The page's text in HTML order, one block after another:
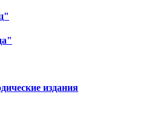
издания